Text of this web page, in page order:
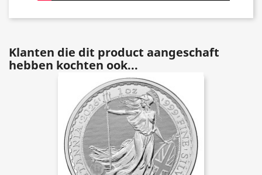
Klanten die dit product aangeschaft
hebben kochten ook...